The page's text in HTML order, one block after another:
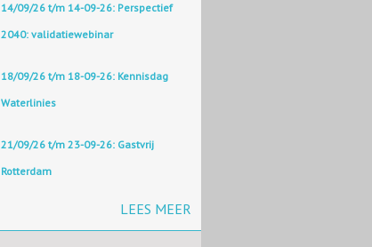
14/09/26 t/m 14-09-26: Perspectief
2040: validatiewebinar
18/09/26 t/m 18-09-26: Kennisdag
Waterlinies
21/09/26 t/m 23-09-26: Gastvrij
Rotterdam
LEES MEER